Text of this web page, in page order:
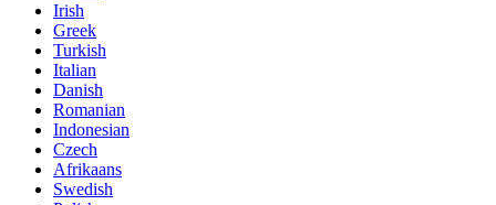
Irish
Greek
Turkish
Italian
Danish
Romanian
Indonesian
Czech
Afrikaans
Swedish